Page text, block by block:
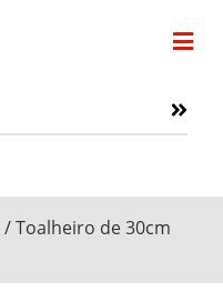
/ Toalheiro de 30cm